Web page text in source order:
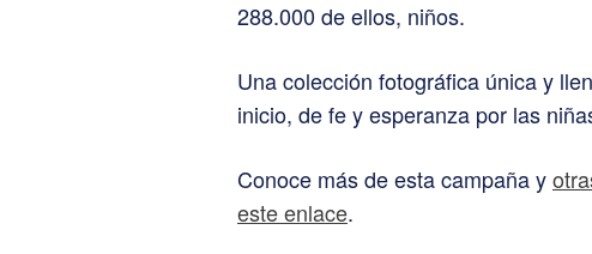
288.000 de ellos, niños.
Una colección fotográfica única y
inicio, de fe y esperanza por las
Conoce más de esta campaña y
este enlace.